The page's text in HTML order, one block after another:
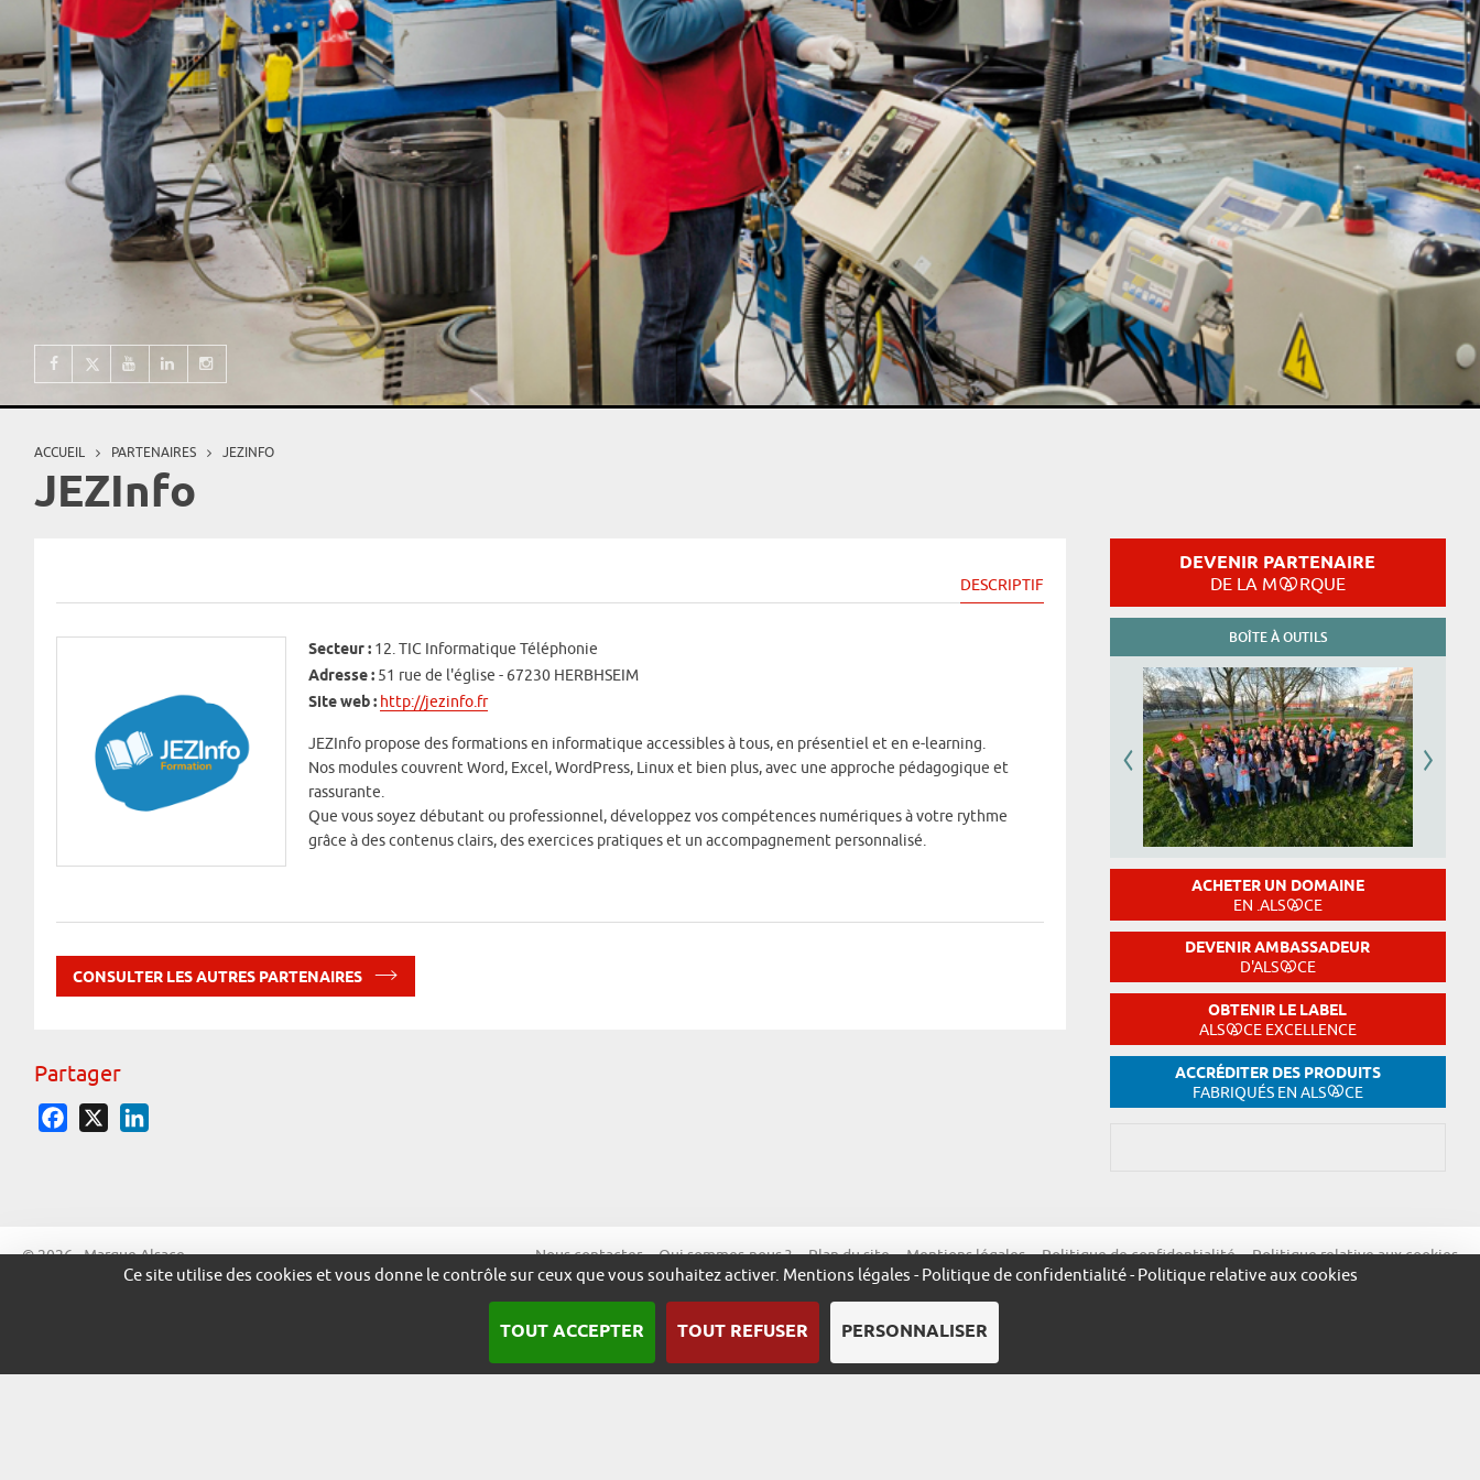
Vous êtes ici
ACCUEIL PARTENAIRES JEZINFO
JEZInfo
DESCRIPTIF
Secteur : 12. TIC Informatique Téléphonie
Adresse : 51 rue de l'église - 67230 HERBHSEIM
Site web : http://jezinfo.fr
JEZInfo propose des formations en informatique accessibles à tous, en présentiel et en e-learning.
Nos modules couvrent Word, Excel, WordPress, Linux et bien plus, avec une approche pédagogique et
rassurante.
Que vous soyez débutant ou professionnel, développez vos compétences numériques à votre rythme
grâce à des contenus clairs, des exercices pratiques et un accompagnement personnalisé.
CONSULTER LES AUTRES PARTENAIRES
Partager
Facebook
DEVENIR PARTENAIRE
DE LA M RQUE
BOÎTE À OUTILS
ACHETER UN DOMAINE
EN .ALS CE
DEVENIR AMBASSADEUR
D'ALS CE
OBTENIR LE LABEL
ALS CE EXCELLENCE
ACCRÉDITER DES PRODUITS
FABRIQUÉS EN ALS CE
© 2026 - Marque Alsace Nous contacter Qui sommes-nous ? Plan du site Mentions légales Politique de confidentialité Politique relative aux cookies
Ce site utilise des cookies et vous donne le contrôle sur ceux que vous souhaitez activer. Mentions légales - Politique de confidentialité- Politique relative aux cookies
TOUT ACCEPTER TOUT REFUSER PERSONNALISER